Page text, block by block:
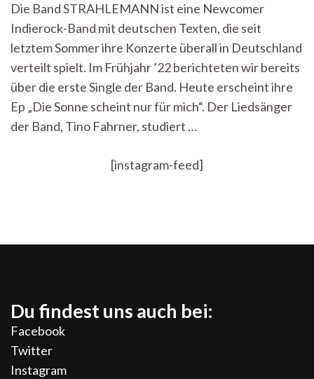
scheint
nur
für
mich
Die Band STRAHLEMANN ist eine Newcomer
Indierock-Band mit deutschen Texten, die seit
letztem Sommer ihre Konzerte überall in Deutschland
verteilt spielt. Im Frühjahr ’22 berichteten wir bereits
über die erste Single der Band. Heute erscheint ihre
Ep „Die Sonne scheint nur für mich“. Der Liedsänger
der Band, Tino Fahrner, studiert …
[instagram-feed]
Du findest uns auch bei:
Facebook
Twitter
Instagram